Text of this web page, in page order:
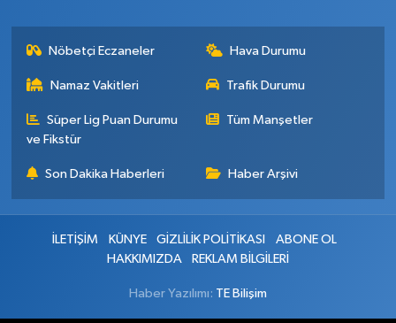
Nöbetçi Eczaneler Hava Durumu
Namaz Vakitleri Trafik Durumu
Süper Lig Puan Durumu
ve Fikstür
Tüm Manşetler
Son Dakika Haberleri Haber Arşivi
İLETİŞİM KÜNYE GİZLİLİK POLİTİKASI
ABONE OL
HAKKIMIZDA
REKLAM BİLGİLERİ
Haber Yazılımı: TE Bilişim